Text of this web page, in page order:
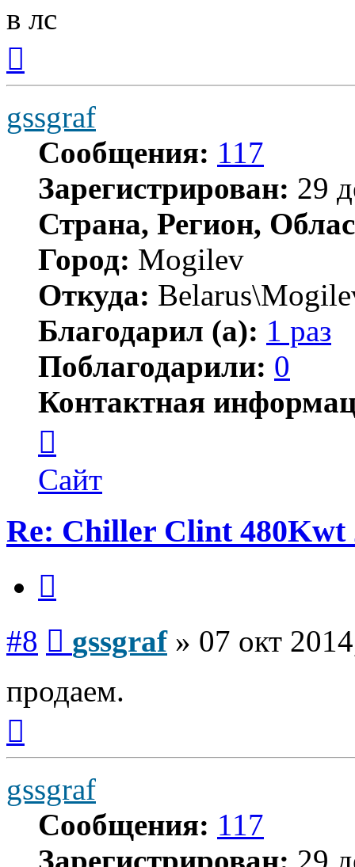
в лс
началу
gssgraf
Сообщения: 117
Зарегистрирован: 29
Страна, Регион,
Город: Mogilev
Откуда:
Благодарил (а): 1 раз
Поблагодарили: 0
Контактная
пользователя
gssgraf
Сайт
Re: Chiller Clint 480Kwt
#8 gssgraf» 07 окт
продаем.
началу
gssgraf
Сообщения: 117